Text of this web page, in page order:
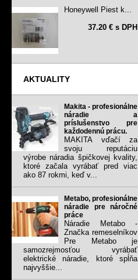
Honeywell Piest k...
37.20 € s DPH
AKTUALITY
Makita - profesionálne
náradie a
príslušenstvo pre
každodennú prácu.
MAKITA vďačí za
svoju reputáciu
výrobe náradia špičkovej kvality,
ktoré začala vyrábať pred viac
ako 87 rokmi, keď v...
Metabo, profesionálne
náradie pre náročné
práce
Náradie Metabo -
Značka remeselníkov
Pre Metabo je
samozrejmosťou vyrábať
elektrické náradie, ktoré spĺňa
najvyššie...